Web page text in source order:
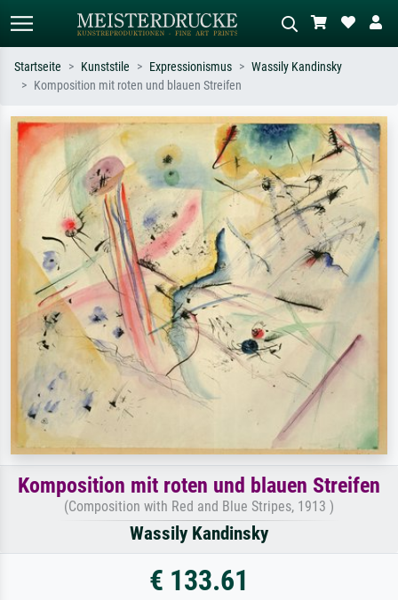
Suchen Sie nach Künstlern, Werktiteln
oder Stilen – z.B. Monet,
Sternennacht, Impressionismus, Welle
Hokusai, Akt.
Beschreiben Sie die Szene – z.B. Grüne
Wiese, Abstrakt mit viel Rot, Dunkles
Ölgemälde, Stehender Akt neben einem
Baum.
Startseite Kunststile Expressionismus
Wassily Kandinsky
Komposition mit roten und blauen Streifen
Komposition mit roten und blauen Streifen
(Composition with Red and Blue Stripes, 1913 )
Wassily Kandinsky
€ 133.61